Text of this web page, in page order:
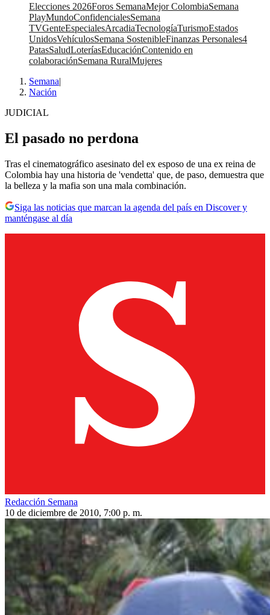
Elecciones 2026Foros SemanaMejor ColombiaSemana
PlayMundoConfidencialesSemana
TVGenteEspecialesArcadiaTecnologíaTurismoEstados
UnidosVehículosSemana SostenibleFinanzas Personales4
PatasSaludLoteríasEducaciónContenido en
colaboraciónSemana RuralMujeres
Semana|
Nación
JUDICIAL
El pasado no perdona
Tras el cinematográfico asesinato del ex esposo de una ex reina de
Colombia hay una historia de 'vendetta' que, de paso, demuestra que
la belleza y la mafia son una mala combinación.
Siga las noticias que marcan la agenda del país en Discover y
manténgase al día
Redacción Semana
10 de diciembre de 2010, 7:00 p. m.